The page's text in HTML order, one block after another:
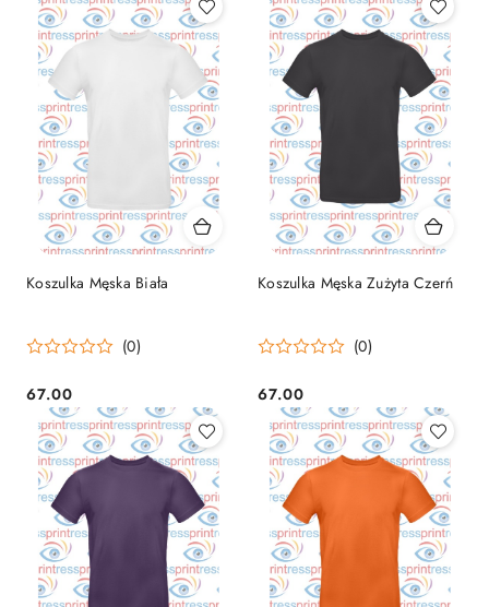
Koszulka Męska Biała
(0)
Cena:
67.00
Koszulka Męska Zużyta Czerń
(0)
Cena:
67.00